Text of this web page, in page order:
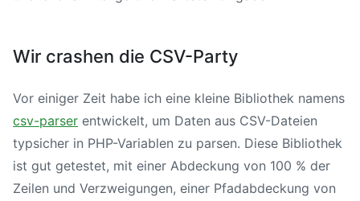
Wir crashen die CSV-Party
Vor einiger Zeit habe ich eine kleine Bibliothek namens
csv-parser entwickelt, um Daten aus CSV-Dateien
typsicher in PHP-Variablen zu parsen. Diese Bibliothek
ist gut getestet, mit einer Abdeckung von 100 % der
Zeilen und Verzweigungen, einer Pfadabdeckung von